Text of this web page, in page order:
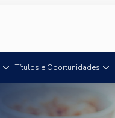
Títulos e Oportunidades